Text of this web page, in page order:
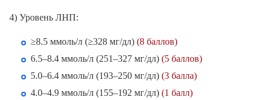
4) Уровень ЛНП:
≥8.5 ммоль/л (≥328 мг/дл) (8 баллов)
6.5–8.4 ммоль/л (251–327 мг/дл) (5 баллов)
5.0–6.4 ммоль/л (193–250 мг/дл) (3 балла)
4.0–4.9 ммоль/л (155–192 мг/дл) (1 балл)